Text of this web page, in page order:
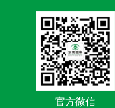
官方微信